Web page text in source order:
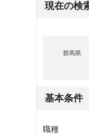
現在の検
群馬県
基本条件
職種